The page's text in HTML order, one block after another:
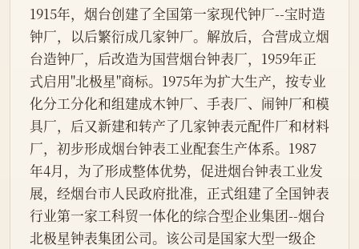
1915年，烟台创建了全国第一家现代钟厂--宝时造
钟厂，以后繁衍成几家钟厂。解放后，合营成立烟
台造钟厂，后改造为国营烟台钟表厂，1959年正
式启用"北极星"商标。1975年为扩大生产，按专业
化分工分化和组建成木钟厂、手表厂、闹钟厂和模
具厂，后又新建和转产了几家钟表元配件厂和材料
厂，初步形成烟台钟表工业配套生产体系。1987
年4月，为了形成整体优势，促进烟台钟表工业发
展，经烟台市人民政府批准，正式组建了全国钟表
行业第一家工科贸一体化的综合型企业集团--烟台
北极星钟表集团公司。该公司是国家大型一级企